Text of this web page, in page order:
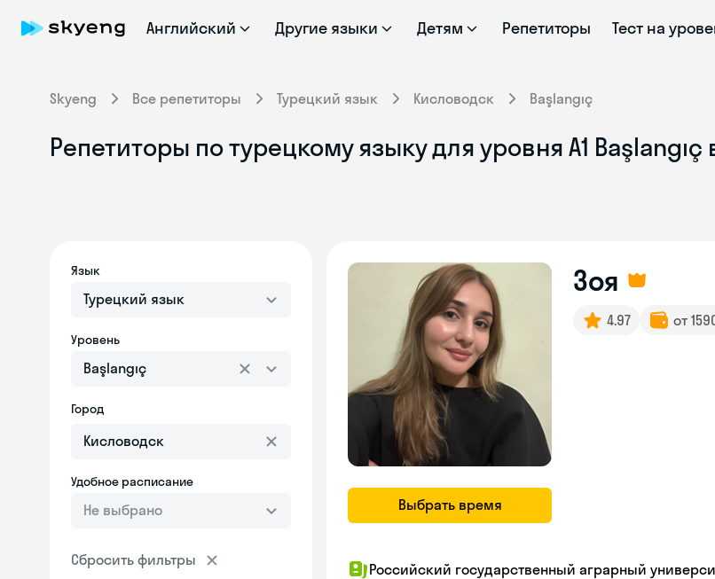
Английский Другие языки Детям Репетиторы Тест на
Skyeng Все репетиторы Турецкий язык Кисловодск Başlangıç
Репетиторы по турецкому языку для уровня A1
Язык
Турецкий язык
Уровень
Başlangıç
Город
Удобное расписание
Не выбрано
Сбросить фильтры
Выбрать время
Зоя
4.97 от
Российский государственный аграрный